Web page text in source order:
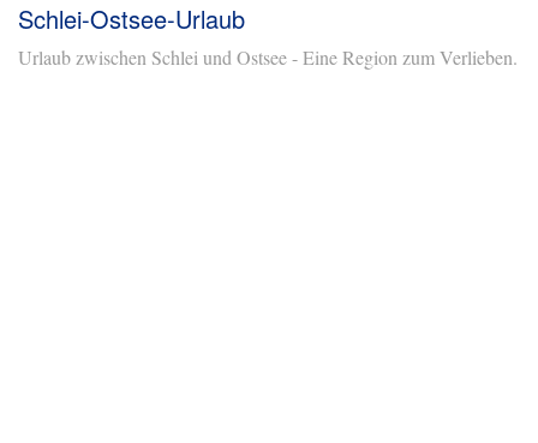
Schlei-Ostsee-Urlaub
Urlaub zwischen Schlei und Ostsee - Eine Region zum Verlieben.